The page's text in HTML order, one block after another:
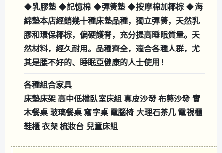
◆乳膠墊 ◆記憶棉 ◆彈簧墊 ◆按摩棉加椰棕 ◆海
綿墊本店經銷幾十種床墊品種，獨立彈簧，天然乳
膠和環保椰棕，偏硬護脊，充分提高睡眠質量。天
然材料，經久耐用。品種齊全，適合各種人群，尤
其是腰不好的、睡眠亞健康的人士使用！
各種組合家具
床墊床架 高中低檔臥室床組 真皮沙發 布藝沙發 實
木餐桌 玻璃餐桌 寫字桌 電腦椅 大理石茶几 電視櫃
鞋櫃 衣架 梳妝台 兒童床組